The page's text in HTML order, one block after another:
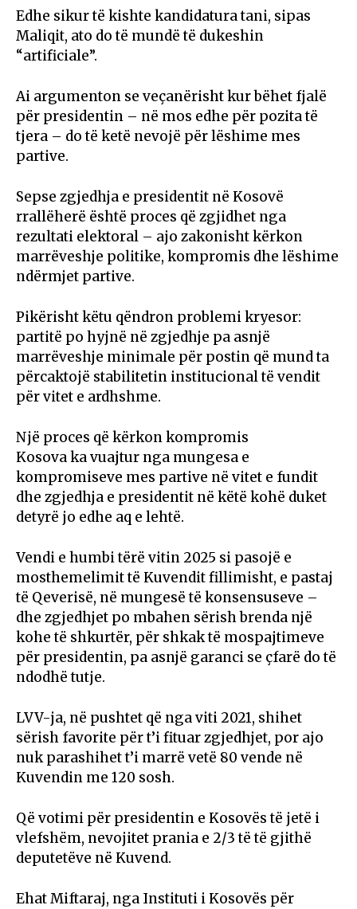
Edhe sikur të kishte kandidatura tani, sipas
Maliqit, ato do të mundë të dukeshin
“artificiale”.
Ai argumenton se veçanërisht kur bëhet fjalë
për presidentin – në mos edhe për pozita të
tjera – do të ketë nevojë për lëshime mes
partive.
Sepse zgjedhja e presidentit në Kosovë
rrallëherë është proces që zgjidhet nga
rezultati elektoral – ajo zakonisht kërkon
marrëveshje politike, kompromis dhe lëshime
ndërmjet partive.
Pikërisht këtu qëndron problemi kryesor:
partitë po hyjnë në zgjedhje pa asnjë
marrëveshje minimale për postin që mund ta
përcaktojë stabilitetin institucional të vendit
për vitet e ardhshme.
Një proces që kërkon kompromis
Kosova ka vuajtur nga mungesa e
kompromiseve mes partive në vitet e fundit
dhe zgjedhja e presidentit në këtë kohë duket
detyrë jo edhe aq e lehtë.
Vendi e humbi tërë vitin 2025 si pasojë e
mosthemelimit të Kuvendit fillimisht, e pastaj
të Qeverisë, në mungesë të konsensuseve –
dhe zgjedhjet po mbahen sërish brenda një
kohe të shkurtër, për shkak të mospajtimeve
për presidentin, pa asnjë garanci se çfarë do të
ndodhë tutje.
LVV-ja, në pushtet që nga viti 2021, shihet
sërish favorite për t’i fituar zgjedhjet, por ajo
nuk parashihet t’i marrë vetë 80 vende në
Kuvendin me 120 sosh.
Që votimi për presidentin e Kosovës të jetë i
vlefshëm, nevojitet prania e 2/3 të të gjithë
deputetëve në Kuvend.
Ehat Miftaraj, nga Instituti i Kosovës për